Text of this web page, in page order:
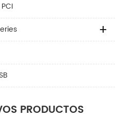
PRODUCTOS